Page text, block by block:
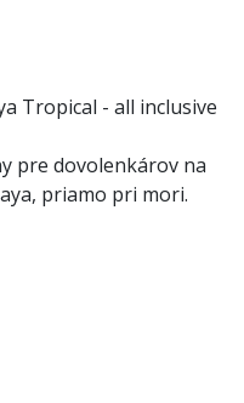
Tropical - all inclusive
pre dovolenkárov na
priamo pri mori.